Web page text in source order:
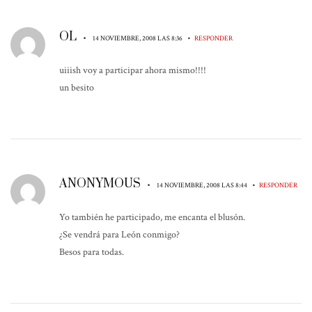
OL • 14 NOVIEMBRE, 2008 LAS 8:36 • RESPONDER
uiiish voy a participar ahora mismo!!!!
un besito
ANONYMOUS • 14 NOVIEMBRE, 2008 LAS 8:44 • RESPONDER
Yo también he participado, me encanta el blusón.
¿Se vendrá para León conmigo?
Besos para todas.